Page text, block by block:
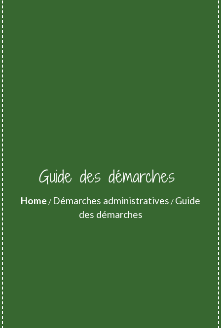
Guide des démarches
Home / Démarches administratives / Guide
des démarches